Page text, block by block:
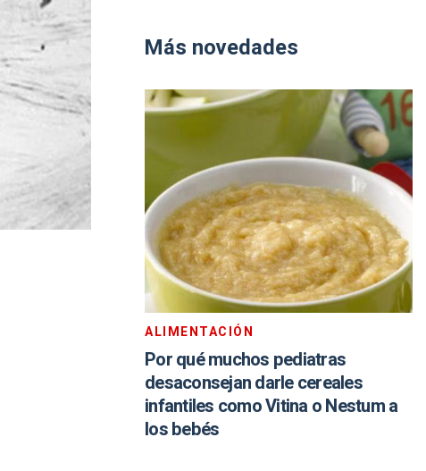
Más novedades
ALIMENTACIÓN
Por qué muchos pediatras
desaconsejan darle cereales
infantiles como Vitina o Nestum a
los bebés